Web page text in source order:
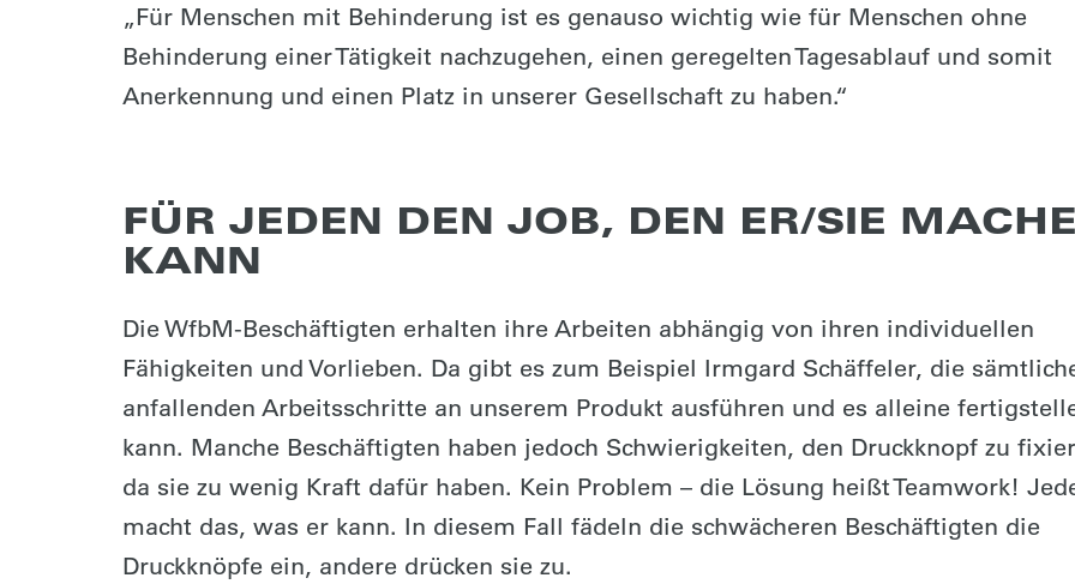
„Für Menschen mit Behinderung ist es genauso wichtig wie für Menschen ohne
Behinderung einer Tätigkeit nachzugehen, einen geregelten Tagesablauf und somit
Anerkennung und einen Platz in unserer Gesellschaft zu haben.“
FÜR JEDEN DEN JOB, DEN ER/SIE
KANN
Die WfbM-Beschäftigten erhalten ihre Arbeiten abhängig von ihren individuellen
Fähigkeiten und Vorlieben. Da gibt es zum Beispiel Irmgard Schäffeler, die
anfallenden Arbeitsschritte an unserem Produkt ausführen und es alleine
kann. Manche Beschäftigten haben jedoch Schwierigkeiten, den Druckknopf zu
da sie zu wenig Kraft dafür haben. Kein Problem – die Lösung heißt Teamwork!
macht das, was er kann. In diesem Fall fädeln die schwächeren Beschäftigten die
Druckknöpfe ein, andere drücken sie zu.